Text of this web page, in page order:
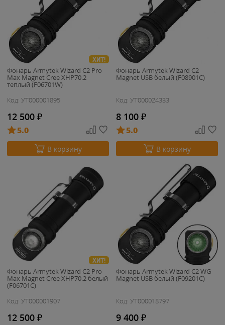
ХИТ!
Фонарь Armytek Wizard C2 Pro
Max Magnet Cree XHP70.2
теплый (F06701W)
Код: УТ000001895
12 500 ₽
5.0
В корзину
Фонарь Armytek Wizard C2
Magnet USB белый (F08901C)
Код: УТ000024333
8 100 ₽
5.0
В корзину
ХИТ!
Фонарь Armytek Wizard C2 Pro
Max Magnet Cree XHP70.2 белый
(F06701C)
Код: УТ000001907
12 500 ₽
Фонарь Armytek Wizard C2 WG
Magnet USB белый (F09201C)
Код: УТ000018797
9 400 ₽